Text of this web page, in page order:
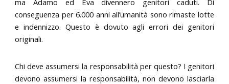
conseguenza per 6.000 anni all’umanità sono rimaste lotte
e indennizzo. Questo è dovuto agli errori dei genitori
originali.
Chi deve assumersi la responsabilità per questo? I genitori
devono assumersi la responsabilità, non devono lasciarla